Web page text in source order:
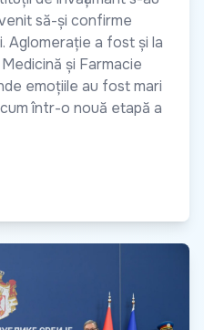
să-și confirme
Aglomerație a fost și la
și Farmacie
emoțiile au fost mari
într-o nouă etapă a